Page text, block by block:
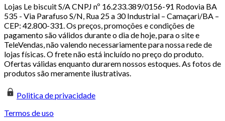
Lojas Le biscuit S/A CNPJ nº 16.233.389/0156-91 Rodovia BA
535 - Via Parafuso S/N, Rua 25 a 30 Industrial – Camaçari/BA –
CEP: 42.800-331. Os preços, promoções e condições de
pagamento são válidos durante o dia de hoje, para o site e
TeleVendas, não valendo necessariamente para nossa rede de
lojas físicas. O frete não está incluído no preço do produto.
Ofertas válidas enquanto durarem nossos estoques. As fotos de
produtos são meramente ilustrativas.
Politica de privacidade
Termos de uso